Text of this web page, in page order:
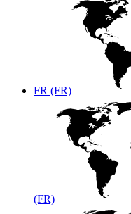
FR (FR)
(FR)